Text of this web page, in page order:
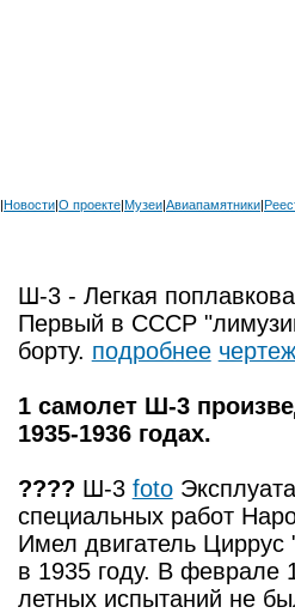
|Новости|О проекте|Музеи|Авиапамятники|
Ш-3 - Легкая
Первый в СССР
борту. подробнее чертеж
1 самолет Ш-3
1935-1936 годах.
???? Ш-3 foto
специальных работ
Имел двигатель
в 1935 году. В феврале
летных испытаний не